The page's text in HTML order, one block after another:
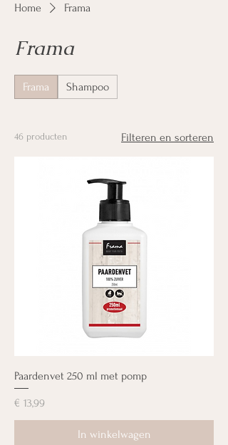
Home Frama
Frama
Frama Shampoo
46 producten Filteren en sorteren
Paardenvet 250 ml met pomp
Prijs
€ 13,99
In winkelwagen